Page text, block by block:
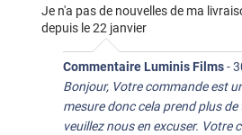
Je n'a pas de nouvelles de ma
depuis le 22 janvier
Commentaire Luminis Films-
Bonjour, Votre commande est
mesure donc cela prend plus de
veuillez nous en excuser. Votre